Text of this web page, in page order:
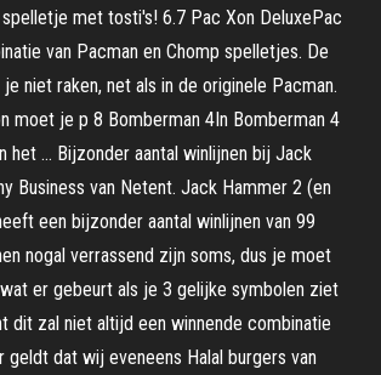
met tosti's! 6.7 Pac Xon DeluxePac
van Pacman en Chomp spelletjes. De
niet raken, net als in de originele Pacman.
moet je p 8 Bomberman 4In Bomberman 4
het … Bijzonder aantal winlijnen bij Jack
Business van Netent. Jack Hammer 2 (en
een bijzonder aantal winlijnen van 99
nogal verrassend zijn soms, dus je moet
er gebeurt als je 3 gelijke symbolen ziet
dit zal niet altijd een winnende combinatie
geldt dat wij eveneens Halal burgers van